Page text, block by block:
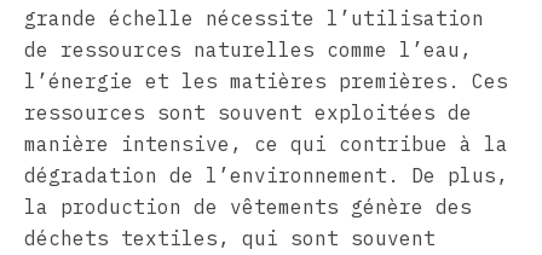
grande échelle nécessite l’utilisation
de ressources naturelles comme l’eau,
l’énergie et les matières premières. Ces
ressources sont souvent exploitées de
manière intensive, ce qui contribue à la
dégradation de l’environnement. De plus,
la production de vêtements génère des
déchets textiles, qui sont souvent